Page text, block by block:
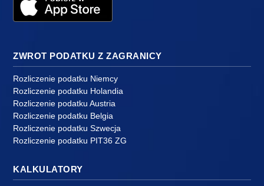
ZWROT PODATKU Z ZAGRANICY
Rozliczenie podatku Niemcy
Rozliczenie podatku Holandia
Rozliczenie podatku Austria
Rozliczenie podatku Belgia
Rozliczenie podatku Szwecja
Rozliczenie podatku PIT36 ZG
KALKULATORY